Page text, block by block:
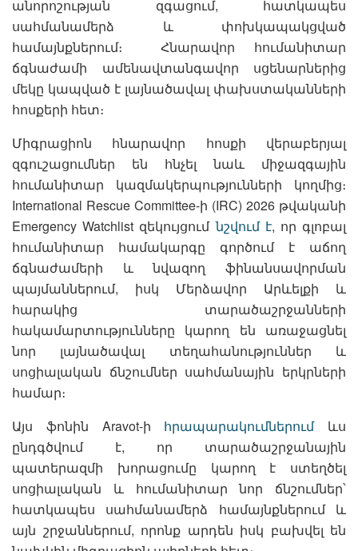
անորոշության զգացում, հատկապես
սահմանամերձ և փոխկապակցված
համայնքներում։ Հնարավոր հումանիտար
ճգնաժամի ամենավտանգավոր սցենարներից
մեկը կապված է լայնածավալ փախստականների
հոսքերի հետ։
Միգրացիոն հնարավոր հոսքի վերաբերյալ
զգուշացումներ են հնչել նաև միջազգային
հումանիտար կազմակերպությունների կողմից։
International Rescue Committee-ի (IRC) 2026 թվականի
Emergency Watchlist զեկույցումնշվում է, որ գլոբալ
հումանիտար համակարգը գործում է աճող
ճգնաժամերի և նվազող ֆինանսավորման
պայմաններում, իսկ Մերձավոր Արևելքի և
հարակից տարածաշրջանների
հակամարտությունները կարող են առաջացնել
նոր լայնածավալ տեղահանություններ և
սոցիալական ճնշումներ սահմանային երկրների
համար։
Այս ֆոնին Aravot-ի հրապարակումներումևս
ընդգծվում է, որ տարածաշրջանային
պատերազմի խորացումը կարող է ստեղծել
սոցիալական և հումանիտար նոր ճնշումներ՝
հատկապես սահմանամերձ համայնքներում և
այն շրջաններում, որոնք արդեն իսկ բախվել են